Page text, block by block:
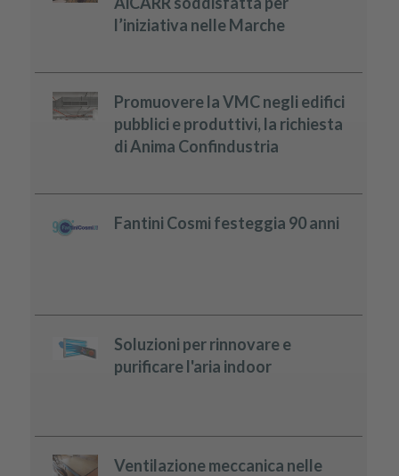
l’iniziativa nelle Marche
Promuovere la VMC negli edifici
pubblici e produttivi, la richiesta
di Anima Confindustria
Fantini Cosmi festeggia 90 anni
Soluzioni per rinnovare e
purificare l'aria indoor
Ventilazione meccanica nelle